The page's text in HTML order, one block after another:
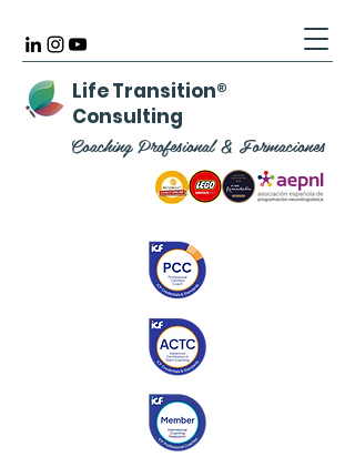
Life Transition®
Consulting
Coaching Profesional & Formaciones